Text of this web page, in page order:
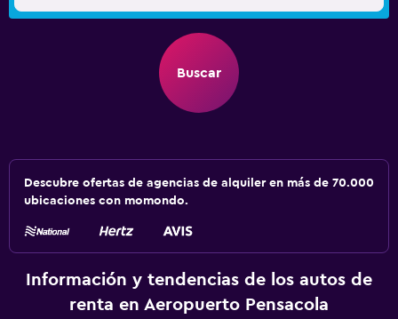
Buscar
Descubre ofertas de agencias de alquiler en más de 70.000
ubicaciones con momondo.
Información y tendencias de los autos de
renta en Aeropuerto Pensacola